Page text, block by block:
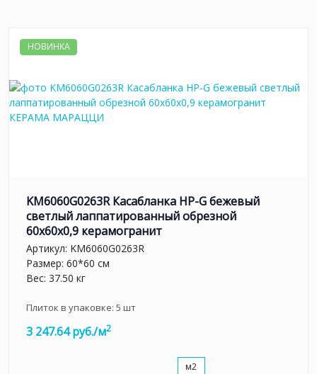
НОВИНКА
KM6060G0263R Касабланка HP-G бежевый
светлый лаппатированный обрезной
60x60x0,9 керамогранит
Артикул: KM6060G0263R
Размер: 60*60 см
Вес: 37.50 кг
Плиток в упаковке: 5 шт
3 247.64 руб./м2
м2